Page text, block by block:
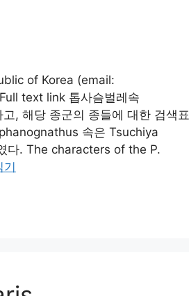
of Korea (email:
text link 톱사슴벌레속
, 해당 종군의 종들에 대한 검색표
속은 Tsuchiya
다. The characters of the P.
기